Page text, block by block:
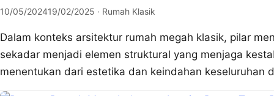
10/05/202419/02/2025 · Rumah Klasik
Dalam konteks arsitektur rumah megah klasik, pilar
sekadar menjadi elemen struktural yang menjaga
menentukan dari estetika dan keindahan keseluruhan